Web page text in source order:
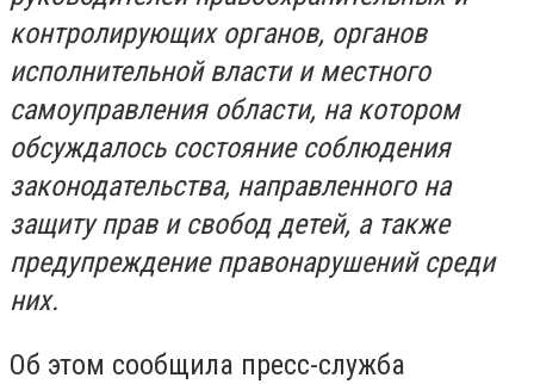
контролирующих органов, органов
исполнительной власти и местного
самоуправления области, на котором
обсуждалось состояние соблюдения
законодательства, направленного на
защиту прав и свобод детей, а также
предупреждение правонарушений среди
них.
Об этом сообщила пресс-служба